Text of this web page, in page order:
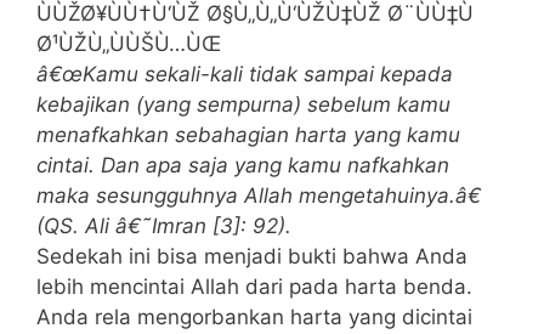
ÙÙŽØ¥ÙÙ†Ù‘ÙŽ Ø§Ù„Ù„Ù‘ÙŽÙ‡ÙŽ Ø¨ÙÙ‡Ù
Ø¹ÙŽÙ„ÙÙŠÙ…ÙŒ
â€œKamu sekali-kali tidak sampai kepada
kebajikan (yang sempurna) sebelum kamu
menafkahkan sebahagian harta yang kamu
cintai. Dan apa saja yang kamu nafkahkan
maka sesungguhnya Allah mengetahuinya.â€
(QS. Ali â€˜Imran [3]: 92).
Sedekah ini bisa menjadi bukti bahwa Anda
lebih mencintai Allah dari pada harta benda.
Anda rela mengorbankan harta yang dicintai